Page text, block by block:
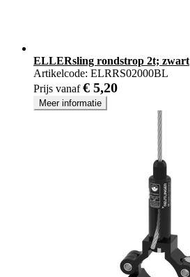
ELLERsling rondstrop 2t; zwart
Artikelcode: ELRRS02000BL
Prijs vanaf € 5,20
Meer informatie